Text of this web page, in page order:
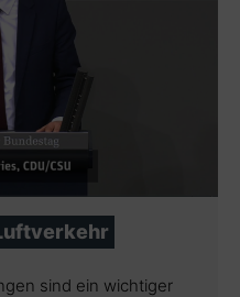
sind ein wichtiger